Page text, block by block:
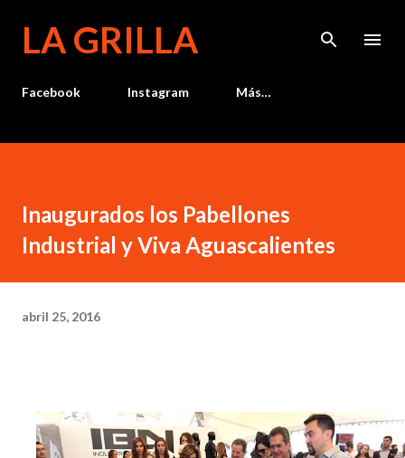
LA GRILLA
Facebook Instagram Más…
Inaugurados los Pabellones
Industrial y Viva Aguascalientes
abril 25, 2016